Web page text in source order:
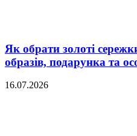
Як обрати золоті
образів, подарунка та
16.07.2026